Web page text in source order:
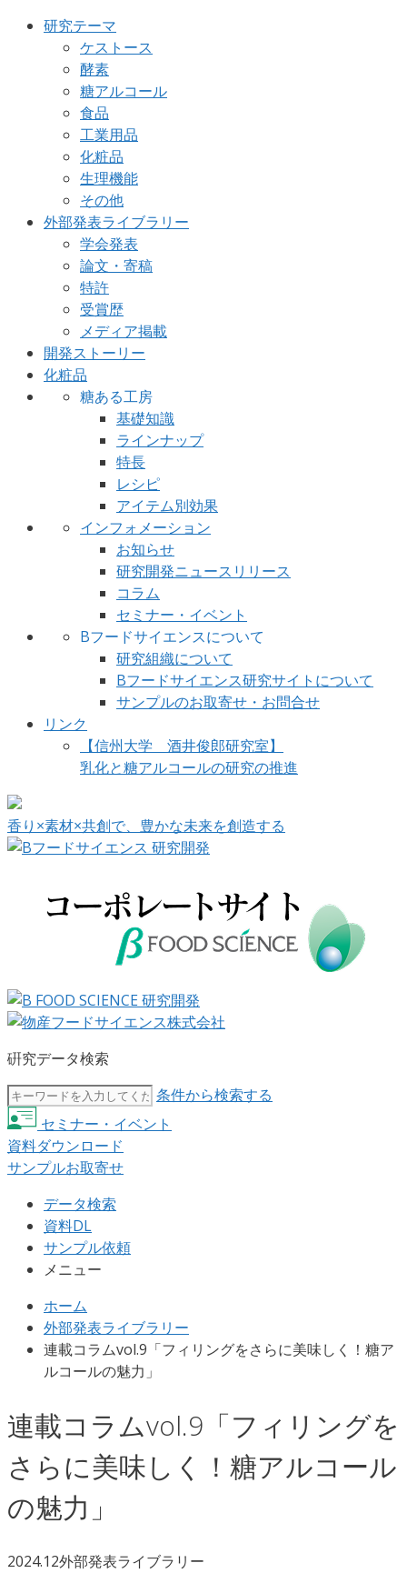
研究テーマ
ケストース
酵素
糖アルコール
食品
工業用品
化粧品
生理機能
その他
外部発表ライブラリー
学会発表
論文・寄稿
特許
受賞歴
メディア掲載
開発ストーリー
化粧品
糖ある工房
基礎知識
ラインナップ
特長
レシピ
アイテム別効果
インフォメーション
お知らせ
研究開発ニュースリリース
コラム
セミナー・イベント
Bフードサイエンスについて
研究組織について
Bフードサイエンス研究サイトについて
サンプルのお取寄せ・お問合せ
リンク
【信州大学 酒井俊郎研究室】
乳化と糖アルコールの研究の推進
香り×素材×共創で、豊かな未来を創造する
硏究データ検索
条件から検索する
セミナー・イベント
資料ダウンロード
サンプルお取寄せ
データ検索
資料DL
サンプル依頼
メニュー
ホーム
外部発表ライブラリー
連載コラムvol.9「フィリングをさらに美味しく！糖ア
ルコールの魅力」
連載コラムvol.9「フィリングを
さらに美味しく！糖アルコール
の魅力」
2024.12外部発表ライブラリー